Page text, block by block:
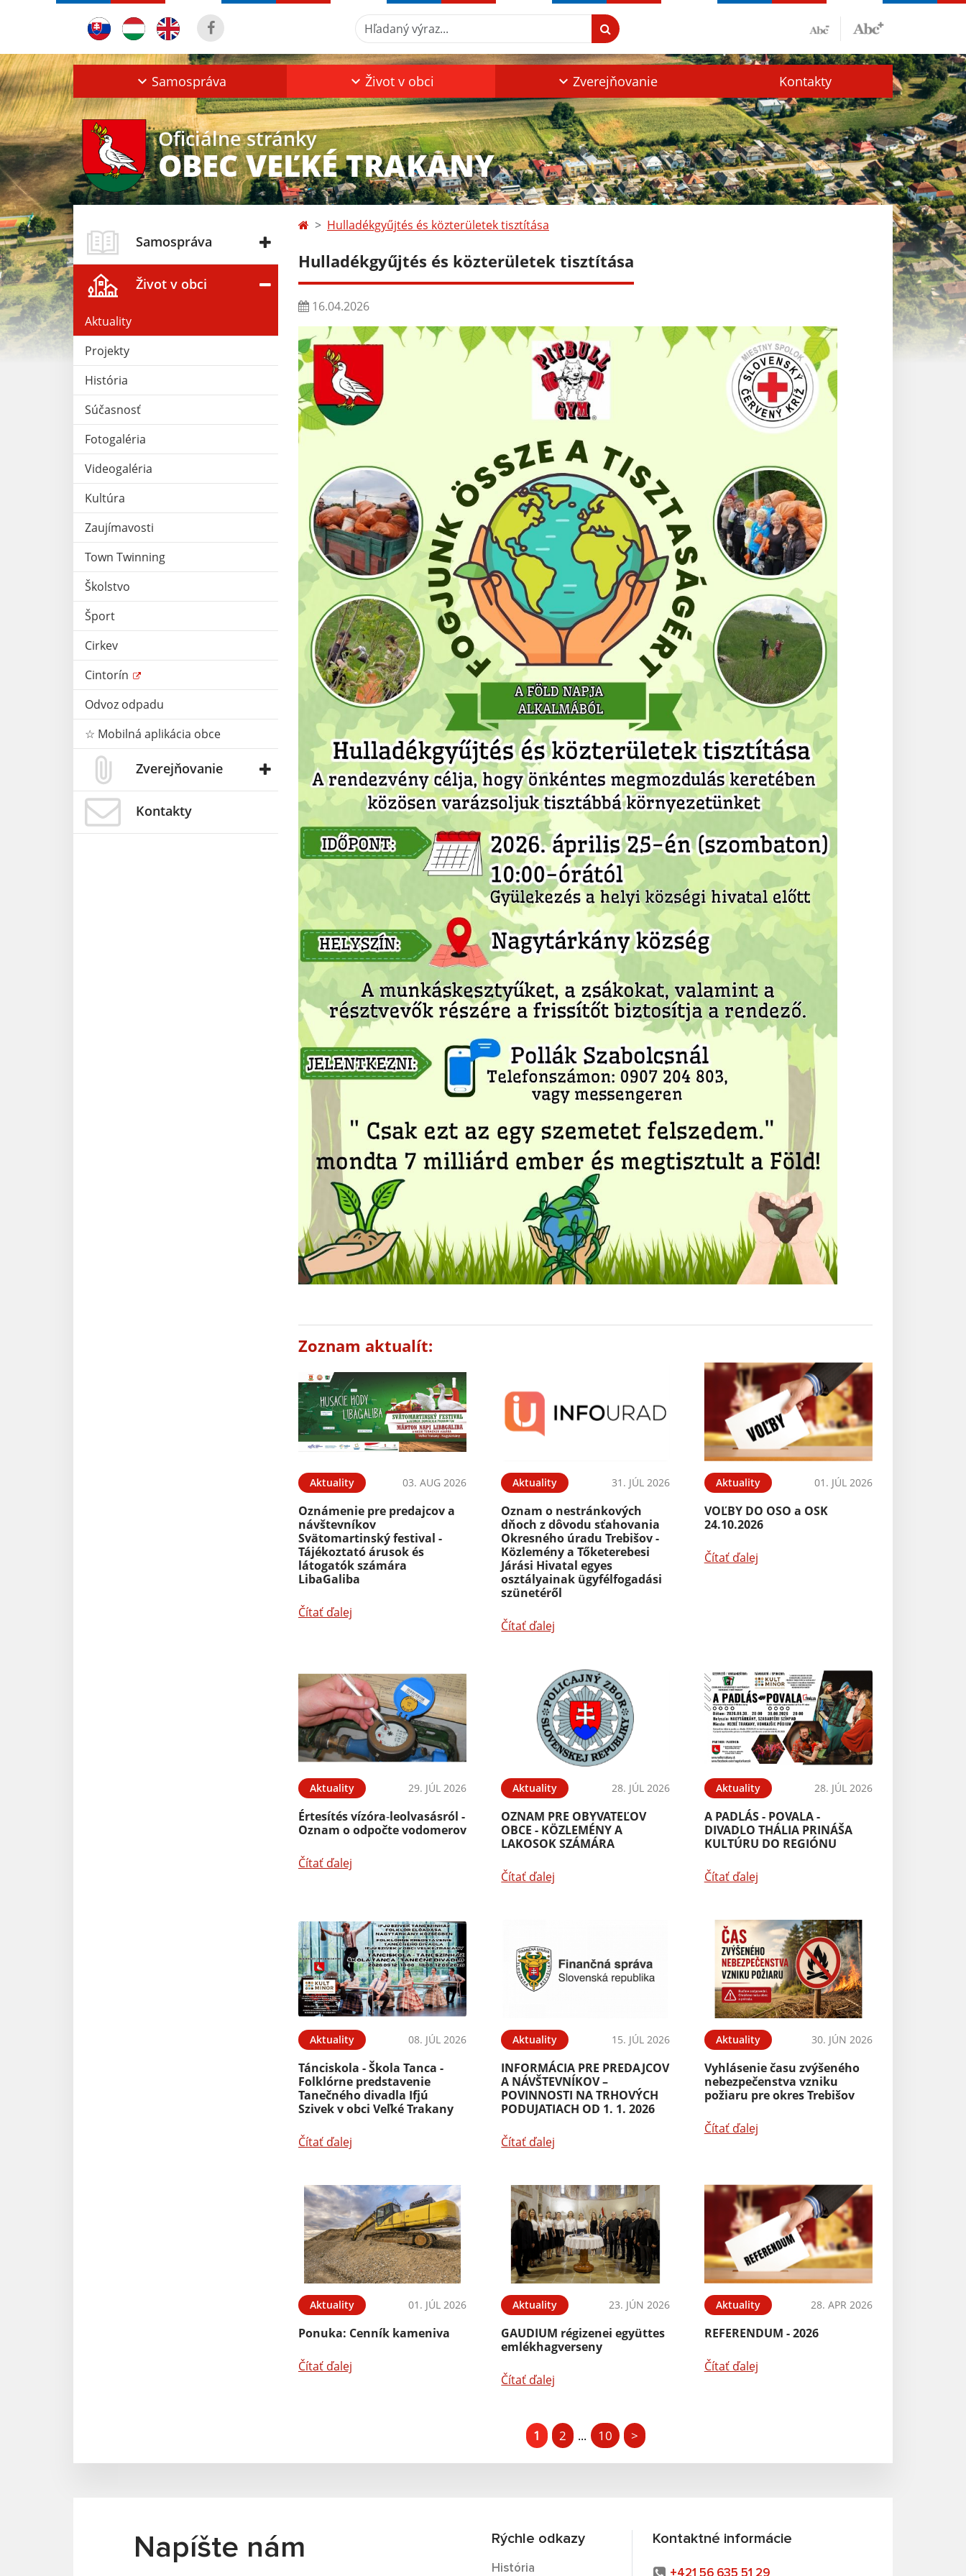
Hľadaný výraz...
Samospráva Život v obci Zverejňovanie Kontakty
Oficiálne stránky
OBEC VEĽKÉ TRAKANY
Samospráva
Život v obci
Aktuality
Projekty
História
Súčasnosť
Fotogaléria
Videogaléria
Kultúra
Zaujímavosti
Town Twinning
Školstvo
Šport
Cirkev
Cintorín
Odvoz odpadu
☆ Mobilná aplikácia obce
Zverejňovanie
Kontakty
Hulladékgyűjtés és közterületek tisztítása
Hulladékgyűjtés és közterületek tisztítása
16.04.2026
Zoznam aktualít:
Aktuality 03. AUG 2026
Oznámenie pre predajcov a
návštevníkov
Svätomartinský festival -
Tájékoztató árusok és
látogatók számára
LibaGaliba
Čítať ďalej
Aktuality 31. JÚL 2026
Oznam o nestránkových
dňoch z dôvodu sťahovania
Okresného úradu Trebišov -
Közlemény a Tőketerebesi
Járási Hivatal egyes
osztályainak ügyfélfogadási
szünetéről
Čítať ďalej
Aktuality 01. JÚL 2026
VOĽBY DO OSO a OSK
24.10.2026
Čítať ďalej
Aktuality 29. JÚL 2026
Értesítés vízóra‑leolvasásról -
Oznam o odpočte vodomerov
Čítať ďalej
Aktuality 28. JÚL 2026
OZNAM PRE OBYVATEĽOV
OBCE - KÖZLEMÉNY A
LAKOSOK SZÁMÁRA
Čítať ďalej
Aktuality 28. JÚL 2026
A PADLÁS - POVALA -
DIVADLO THÁLIA PRINÁŠA
KULTÚRU DO REGIÓNU
Čítať ďalej
Aktuality 08. JÚL 2026
Tánciskola - Škola Tanca -
Folklórne predstavenie
Tanečného divadla Ifjú
Szivek v obci Veľké Trakany
Čítať ďalej
Aktuality 15. JÚL 2026
INFORMÁCIA PRE PREDAJCOV
A NÁVŠTEVNÍKOV –
POVINNOSTI NA TRHOVÝCH
PODUJATIACH OD 1. 1. 2026
Čítať ďalej
Aktuality 30. JÚN 2026
Vyhlásenie času zvýšeného
nebezpečenstva vzniku
požiaru pre okres Trebišov
Čítať ďalej
Aktuality 01. JÚL 2026
Ponuka: Cenník kameniva
Čítať ďalej
Aktuality 23. JÚN 2026
GAUDIUM régizenei együttes
emlékhagverseny
Čítať ďalej
Aktuality 28. APR 2026
REFERENDUM - 2026
Čítať ďalej
1 2 ... 10 >
Napíšte nám Rýchle odkazy
História
Kontaktné informácie
+421 56 635 51 29